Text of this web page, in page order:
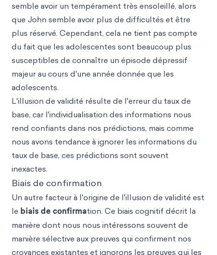
semble avoir un tempérament très ensoleillé, alors
que John semble avoir plus de difficultés et être
plus réservé. Cependant, cela ne tient pas compte
du fait que les adolescentes sont beaucoup plus
susceptibles de connaître un épisode dépressif
majeur au cours d'une année donnée que les
adolescents.
L'illusion de validité résulte de l'erreur du taux de
base, car l'individualisation des informations nous
rend confiants dans nos prédictions, mais comme
nous avons tendance à ignorer les informations du
taux de base, ces prédictions sont souvent
inexactes.
Biais de confirmation
Un autre facteur à l'origine de l'illusion de validité est
le biais de confirmation. Ce biais cognitif décrit la
manière dont nous nous intéressons souvent de
manière sélective aux preuves qui confirment nos
croyances existantes et ignorons les preuves qui les